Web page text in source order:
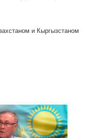
и Кыргызстаном